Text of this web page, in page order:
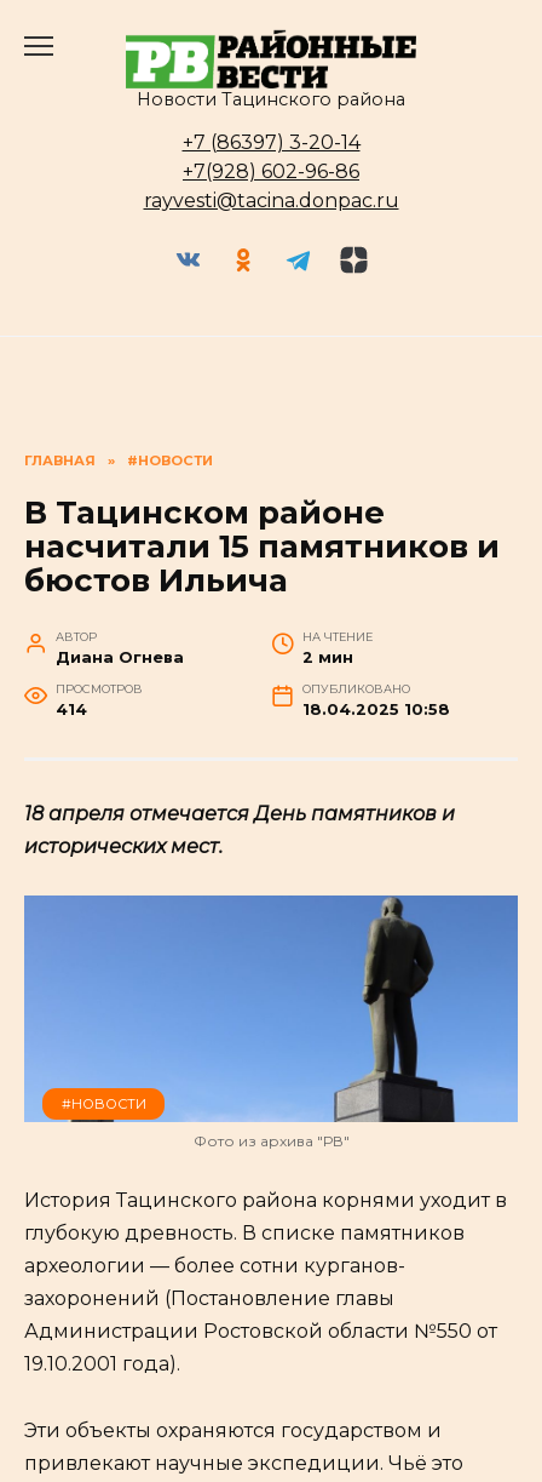
Новости Тацинского района
+7 (86397) 3-20-14
+7(928) 602-96-86
rayvesti@tacina.donpac.ru
ГЛАВНАЯ » #НОВОСТИ
В Тацинском районе
насчитали 15 памятников и
бюстов Ильича
АВТОР
Диана Огнева
НА ЧТЕНИЕ
2 мин
ПРОСМОТРОВ
414
ОПУБЛИКОВАНО
18.04.2025 10:58
18 апреля отмечается День памятников и
исторических мест.
#НОВОСТИ
Фото из архива "РВ"
История Тацинского района корнями уходит в
глубокую древность. В списке памятников
археологии — более сотни курганов-
захоронений (Постановление главы
Администрации Ростовской области №550 от
19.10.2001 года).
Эти объекты охраняются государством и
привлекают научные экспедиции. Чьё это